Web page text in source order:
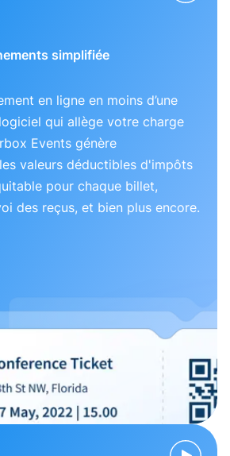
simplifiée
en ligne en moins d’une
qui allège votre charge
Events génère
valeurs déductibles d'impôts
pour chaque billet,
des reçus, et bien plus encore.